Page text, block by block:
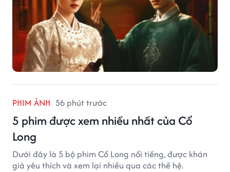
PHIM ẢNH 56 phút trước
5 phim được xem nhiều nhất của Cổ
Long
Dưới đây là 5 bộ phim Cổ Long nổi tiếng, được khán
giả yêu thích và xem lại nhiều qua các thế hệ.